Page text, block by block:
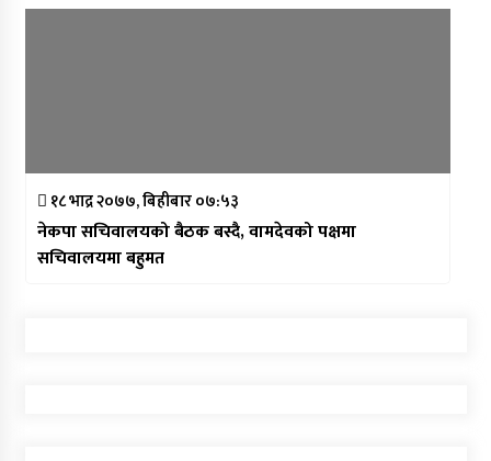
१८ भाद्र २०७७, बिहीबार ०७:५३
नेकपा सचिवालयको बैठक बस्दै, वामदेवको पक्षमा
सचिवालयमा बहुमत